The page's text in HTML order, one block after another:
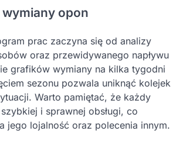
opon
prac zaczyna się od analizy
oraz przewidywanego napływu
grafików wymiany na kilka tygodni
sezonu pozwala uniknąć kolejek
Warto pamiętać, że każdy
i sprawnej obsługi, co
jego lojalność oraz polecenia innym.